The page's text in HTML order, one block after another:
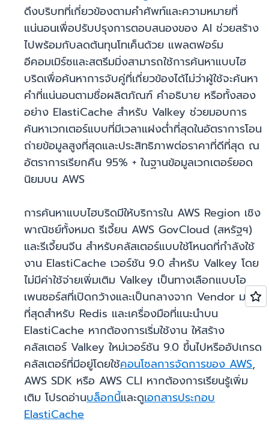
ดึงบริบทที่เกี่ยวข้องตามคำศัพท์และความหมายที่
แน่นอนเพื่อปรับปรุงการตอบสนองของ AI ช่วยสร้าง
ไปพร้อมกับลดต้นทุนโทเค็นด้วย แพลตฟอร์ม
อีคอมเมิร์ซและสตรีมมิ่งสามารถใช้การค้นหาแบบไฮ
บริดเพื่อค้นหาการจับคู่ที่เกี่ยวข้องได้ไม่ว่าผู้ใช้จะค้นหา
คำที่แน่นอนตามชื่อผลิตภัณฑ์ คำอธิบาย หรือทั้งสอง
อย่าง ElastiCache สำหรับ Valkey ช่วยมอบการ
ค้นหาเวกเตอร์แบบที่มีเวลาแฝงต่ำที่สุดในอัตราการโอน
ถ่ายข้อมูลสูงที่สุดและประสิทธิภาพต่อราคาที่ดีที่สุด ณ
อัตราการเรียกคืน 95% + ในฐานข้อมูลเวกเตอร์ยอด
นิยมบน AWS
การค้นหาแบบไฮบริดมีให้บริการใน AWS Region เชิง
พาณิชย์ทั้งหมด รีเจี้ยน AWS GovCloud (สหรัฐฯ)
และรีเจี้ยนจีน สำหรับคลัสเตอร์แบบใช้โหนดที่กำลังใช้
งาน ElastiCache เวอร์ชัน 9.0 สำหรับ Valkey โดย
ไม่มีค่าใช้จ่ายเพิ่มเติม Valkey เป็นทางเลือกแบบโอ
เพนซอร์สที่เปิดกว้างและเป็นกลางจาก Vendor มาก
ที่สุดสำหรับ Redis และเครื่องมือที่แนะนำบน
ElastiCache หากต้องการเริ่มใช้งาน ให้สร้าง
คลัสเตอร์ Valkey ใหม่เวอร์ชัน 9.0 ขึ้นไปหรืออัปเกรด
คลัสเตอร์ที่มีอยู่โดยใช้คอนโซลการจัดการของ AWS,
AWS SDK หรือ AWS CLI หากต้องการเรียนรู้เพิ่ม
เติม โปรดอ่านบล็อกนี้และดูเอกสารประกอบ
ElastiCache